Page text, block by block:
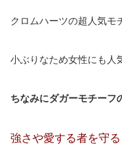
クロムハーツの超人気モ
小ぶりなため女性にも人
ちなみにダガーモチーフ
強さや愛する者を守